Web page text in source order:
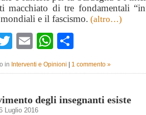
macchiato di tre fondamentali
e il fascismo. (altro…)
TwitterEmailWhatsApp
in Interventi e Opinioni 1 commento »
degli insegnanti esiste
Luglio 2016